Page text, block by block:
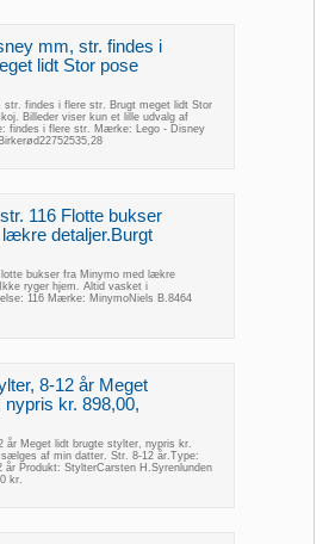
mm, str. findes i
lidt Stor pose
str. findes i flere str. Brugt meget lidt Stor
Billeder viser kun et lille udvalg af
findes i flere str. Mærke: Lego - Disney
116 Flotte bukser
detaljer.Burgt
bukser fra Minymo med lækre
ryger hjem. Altid vasket i
116 Mærke: MinymoNiels B.8464
8-12 år Meget
nypris kr. 898,00,
år Meget lidt brugte stylter, nypris kr.
af min datter. Str. 8-12 år.Type:
Produkt: StylterCarsten H.Syrenlunden
kr.